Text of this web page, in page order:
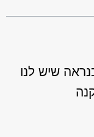
שיש לנו